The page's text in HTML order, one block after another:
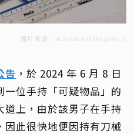
圖片來源：warwickshire police
告 ，於 2024 年 6 月 8 日
位手持「可疑物品」的
道上，由於該男子在手持
此很快地便因持有刀械